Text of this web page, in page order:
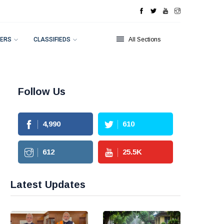
CLASSIFIEDS All Sections
Follow Us
4,990 610
612 25.5K
Latest Updates